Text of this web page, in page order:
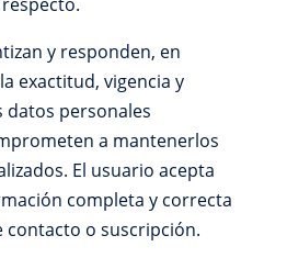
y responden, en
exactitud, vigencia y
personales
a mantenerlos
El usuario acepta
completa y correcta
contacto o suscripción.